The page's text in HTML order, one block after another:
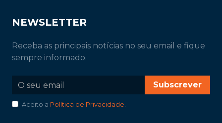
NEWSLETTER
Receba as principais notícias no seu email e fique
sempre informado.
Subscrever
Aceito a Política de Privacidade.